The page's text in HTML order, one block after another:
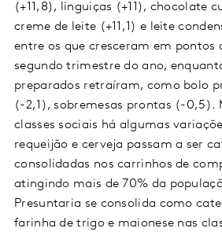
(+11,8), linguiças (+11), chocolate
creme de leite (+11,1) e leite
entre os que cresceram em pontos
segundo trimestre do ano,
preparados retraíram, como bolo
(-2,1), sobremesas prontas (-0,5).
classes sociais há algumas
requeijão e cerveja passam a ser
consolidadas nos carrinhos de
atingindo mais de 70% da
Presuntaria se consolida como
farinha de trigo e maionese nas